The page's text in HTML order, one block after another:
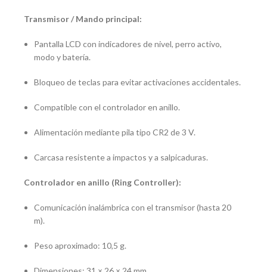
Transmisor / Mando principal:
Pantalla LCD con indicadores de nivel, perro activo,
modo y batería.
Bloqueo de teclas para evitar activaciones accidentales.
Compatible con el controlador en anillo.
Alimentación mediante pila tipo CR2 de 3 V.
Carcasa resistente a impactos y a salpicaduras.
Controlador en anillo (Ring Controller):
Comunicación inalámbrica con el transmisor (hasta 20
m).
Peso aproximado: 10,5 g.